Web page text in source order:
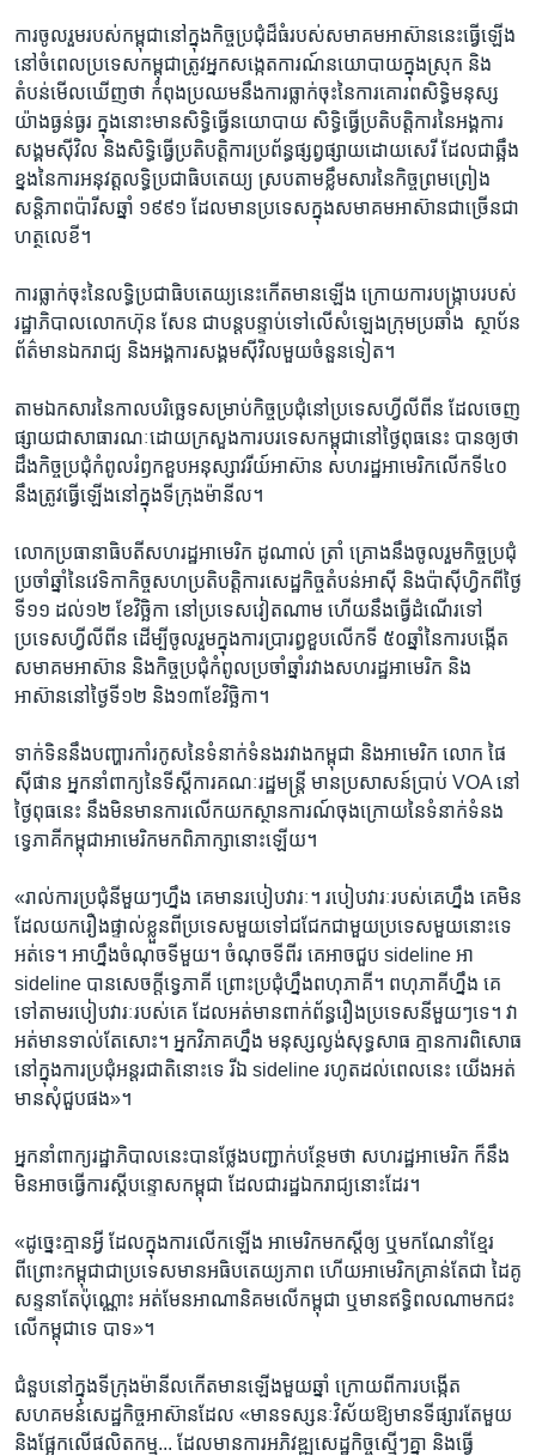
ការ​ចូលរួម​របស់​កម្ពុជា​នៅក្នុង​កិច្ច​ប្រជុំ​ដ៏ធំ​របស់សមាគម​អាស៊ាន​នេះ​ធ្វើ​ឡើង​
នៅ​ចំ​ពេល​ប្រទេស​កម្ពុជា​ត្រូវ​អ្នក​សង្កេត​ការណ៍​នយោបាយ​ក្នុង​ស្រុក​ ​និង​
តំបន់​មើល​ឃើញ​ថា​ ​កំពុង​ប្រឈម​នឹង​ការ​ធ្លាក់​ចុះ​នៃ​ការ​គោរព​សិទ្ធិ​មនុស្ស​
យ៉ាង​ធ្ងន់​ធ្ងរ ក្នុង​នោះ​មាន​សិទ្ធិ​ធ្វើ​នយោបាយ​ ​សិទ្ធិ​ធ្វើ​ប្រតិបត្តិ​ការ​នៃ​អង្គការ​
សង្គម​ស៊ីវិល​ និង​សិទ្ធិ​ធ្វើ​ប្រតិបតិ្ត​ការ​ប្រព័ន្ធ​ផ្សព្វ​ផ្សាយ​ដោយ​សេរី​ ដែល​ជា​ឆ្អឹង​
ខ្នង​នៃ​ការ​អនុវត្ត​លទ្ធិ​ប្រជា​ធិបតេយ្យ ស្រប​តាម​ខ្លឹមសារ​នៃ​កិច្ច​ព្រមព្រៀង​
សន្តិភាព​ប៉ារីស​ឆ្នាំ ១៩៩១​ ដែល​មាន​ប្រទេស​ក្នុង​សមាគម​អាស៊ាន​ជាច្រើន​ជា​
ហត្ថលេខី។​
ការ​ធ្លាក់​ចុះ​នៃ​លទ្ធិ​ប្រជាធិបតេយ្យ​នេះ​កើត​មាន​ឡើង​ ​ក្រោយ​ការ​បង្ក្រាបរបស់​
រដ្ឋាភិបាល​លោក​ហ៊ុន សែន​ ជា​បន្តបន្ទាប់​ទៅ​លើ​សំឡេងក្រុម​ប្រឆាំង​ ​ ស្ថាប័ន​
ព័ត៌មាន​ឯករាជ្យ​ ​និង​អង្គការ​សង្គម​ស៊ីវិល​មួយ​ចំនួន​ទៀត។
តាម​ឯកសារ​នៃ​កាល​បរិច្ឆេទ​សម្រាប់​កិច្ច​ប្រជុំនៅ​ប្រទេស​ហ្វីលីពីន​ ដែល​ចេញ​
ផ្សាយ​ជា​សាធារណៈ​ដោយ​ក្រសួង​ការ​បរទេស​កម្ពុជា​នៅ​ថ្ងៃ​ពុធ​នេះ ​បាន​ឲ្យថា​
ដឹង​កិច្ច​ប្រជុំ​កំពូល​រំឭក​ខួប​អនុស្សា​វរីយ៍​អាស៊ាន​ សហ​រដ្ឋ​អាមេរិក​លើក​ទី​៤០ ​
នឹង​ត្រូវ​ធ្វើឡើង​នៅ​ក្នុង​ទីក្រុង​ម៉ានីល។
លោក​ប្រធានាធិបតី​សហ​រដ្ឋ​អាមេរិក ​ដូណាល់ ត្រាំ​ ​គ្រោង​នឹង​ចូលរួម​កិច្ច​ប្រជុំ​
ប្រចាំ​ឆ្នាំនៃ​វេទិកា​កិច្ច​សហ​ប្រតិបត្តិ​ការ​សេដ្ឋ​កិច្ច​តំបន់​អាស៊ី ​និង​ប៉ាស៊ីហ្វិក​ពីថ្ងៃ​
ទី​១១ ​ដល់​១២​ ខែ​វិច្ឆិកា ​នៅ​ប្រទេស​វៀតណាម​ ​ហើយ​នឹង​ធ្វើ​ដំណើរ​ទៅ​
ប្រទេស​ហ្វីលីពីន​ ដើម្បី​ចូលរួម​ក្នុង​ការ​ប្រារព្ធ​ខួប​លើក​ទី​ ៥០​ឆ្នាំ​នៃ​ការបង្កើត​
សមាគម​អាស៊ាន ​និង​កិច្ច​ប្រជុំ​កំពូល​ប្រចាំ​ឆ្នាំ​រវាង​សហ​រដ្ឋ​អាមេរិក​ និង​
អាស៊ាន​នៅ​ថ្ងៃ​ទី​១២ ​និង​១៣ខែ​វិច្ឆិកា។​
ទាក់​ទិន​នឹង​បញ្ហា​រកាំរកូស​នៃ​ទំនាក់​ទំនង​រវាង​កម្ពុជា​ ​និង​អាមេរិក ​លោក​ ​ផៃ
ស៊ីផាន​ ​អ្នក​នាំពាក្យ​នៃ​ទីស្តីការ​គណៈ​រដ្ឋមន្ត្រី​ មាន​ប្រសាសន៍​ប្រាប់​ ​VOA​ ​នៅ
ថ្ងៃ​ពុធ​នេះ​ នឹង​មិន​មាន​ការ​លើក​យក​ស្ថានការណ៍ចុង​ក្រោយ​នៃ​ទំនាក់​ទំនង​
ទ្វេភាគីកម្ពុជា​អាមេរិក​មក​ពិភាក្សា​នោះ​ឡើយ។
«រាល់​ការ​ប្រជុំ​នីមួយៗ​ហ្នឹង​ គេមាន​របៀបវារៈ។​ របៀបវារៈ​របស់​គេ​ហ្នឹង​ គេ​មិន​
ដែល​យក​រឿង​ផ្ទាល់​ខ្លួន​ពី​ប្រទេស​មួយ​ទៅ​ជជែក​ជាមួយ​ប្រទេស​មួយ​នោះ​ទេ​
អត់​ទេ។​ អា​ហ្នឹង​ចំណុច​ទី​មួយ។ ​ចំណុច​ទី​ពីរ​ គេ​អាច​ជួប​ sideline អា​
sideline បាន​សេចក្តី​ទ្វេភាគី​ ព្រោះ​ប្រជុំ​ហ្នឹង​ពហុភាគី។​ ពហុភាគី​ហ្នឹង​ គេ​
ទៅ​តាម​របៀបវារៈ​របស់​គេ​ ដែល​អត់​មាន​ពាក់​ព័ន្ធ​រឿង​ប្រទេស​នីមួយៗ​ទេ។​ វា​
អត់​មាន​ទាល់​តែ​សោះ។ ​អ្នក​វិភាគ​ហ្នឹង​ មនុស្ស​ល្ងង់​សុទ្ធសាធ​ គ្មាន​ការ​ពិសោធ​
នៅ​ក្នុង​ការ​ប្រជុំ​អន្តរជាតិ​នោះ​ទេ​ រីឯ​ sideline ​រហូត​ដល់​ពេល​នេះ​ យើង​អត់​
មាន​សុំ​ជួប​ផង»។​
អ្នក​នាំ​ពាក្យ​រដ្ឋាភិបាលនេះ​បាន​ថ្លែង​បញ្ជាក់​បន្ថែម​ថា​ សហ​រដ្ឋ​អាមេរិក​ ក៏​នឹង​
មិន​អាច​ធ្វើ​ការ​ស្តី​បន្ទោស​កម្ពុជា​ ដែល​ជា​រដ្ឋ​ឯករាជ្យនោះ​ដែរ។​
«ដូច្នេះ​គ្មាន​អ្វី​ ដែល​ក្នុង​ការ​លើកឡើង​ អាមេរិក​មក​ស្តី​ឲ្យ​ ឬ​មក​ណែនាំ​ខ្មែរ​
ពីព្រោះ​កម្ពុជា​ជា​ប្រទេស​មាន​អធិបតេយ្យ​ភាព​ ហើយ​អាមេរិក​គ្រាន់​តែ​ជា​ ដៃ​គូ​
សន្ទនា​តែប៉ុណ្ណោះ​ អត់​មែន​អាណានិគម​លើ​កម្ពុជា​ ឬ​មាន​ឥទ្ធិពល​ណា​មក​ជះ​
លើ​កម្ពុជា​ទេ​ បាទ»។
ជំនួប​នៅ​ក្នុង​ទីក្រុង​ម៉ានីល​កើត​មាន​ឡើង​មួយឆ្នាំ​ ​ក្រោ​យពី​ការ​បង្កើត​
សហគមន៍​សេដ្ឋកិច្ច​អាស៊ាន​ដែល​ «មាន​ទស្សនៈ​វិស័យ​ឱ្យ​មាន​ទីផ្សារ​តែ​មួយ ​
និង​ផ្អែក​លើ​ផលិត​កម្ម... ដែល​មាន​ការ​អភិវឌ្ឍ​សេដ្ឋកិច្ច​ស្មើៗ​គ្នា​ និង​ធ្វើ​